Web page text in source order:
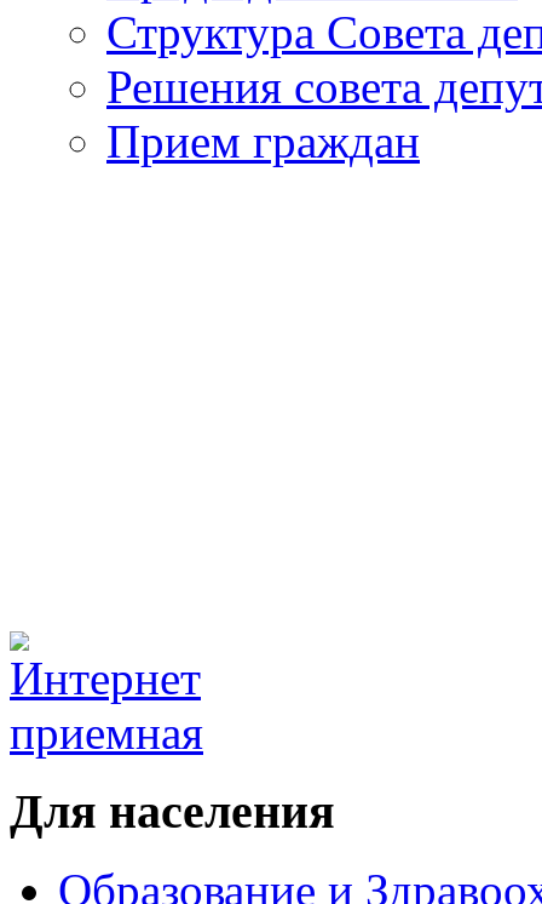
Структура Совета
Решения совета
Прием граждан
Для населения
Образование и